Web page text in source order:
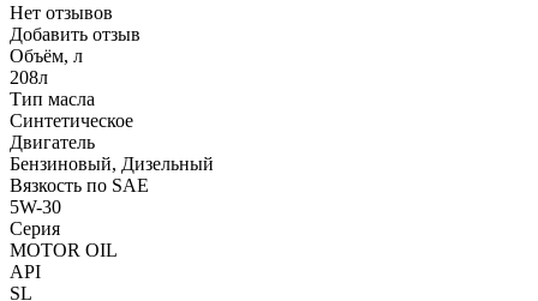
Нет отзывов
Добавить отзыв
Объём, л
208л
Тип масла
Синтетическое
Двигатель
Бензиновый, Дизельный
Вязкость по SAE
5W-30
Серия
MOTOR OIL
API
SL